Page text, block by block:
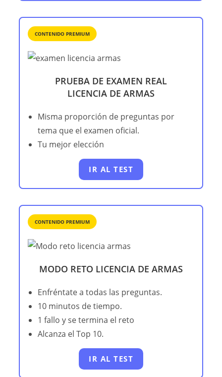
CONTENIDO PREMIUM
PRUEBA DE EXAMEN REAL
LICENCIA DE ARMAS
Misma proporción de preguntas por
tema que el examen oficial.
Tu mejor elección
IR AL TEST
CONTENIDO PREMIUM
MODO RETO LICENCIA DE ARMAS
Enfréntate a todas las preguntas.
10 minutos de tiempo.
1 fallo y se termina el reto
Alcanza el Top 10.
IR AL TEST